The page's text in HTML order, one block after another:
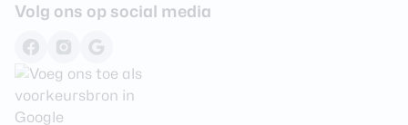
Volg ons op social media